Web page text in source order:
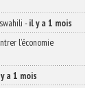
-il y a 1 mois
l’économie
a 1 mois